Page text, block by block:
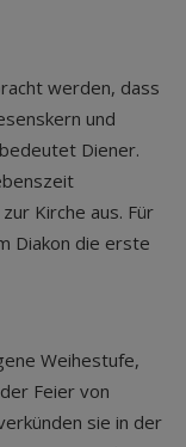
werden, dass
und
Diener.
Kirche aus. Für
Diakon die erste
Weihestufe,
Feier von
sie in der